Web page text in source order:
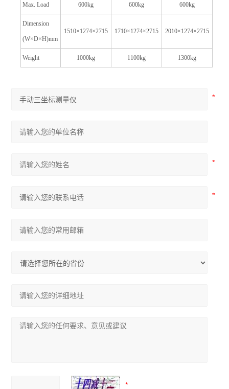
Max. Load 600kg 600kg 600kg
Dimension
(W×D×H)mm
1510×1274×2715 1710×1274×2715 2010×1274×2715
Weight 1000kg 1100kg 1300kg